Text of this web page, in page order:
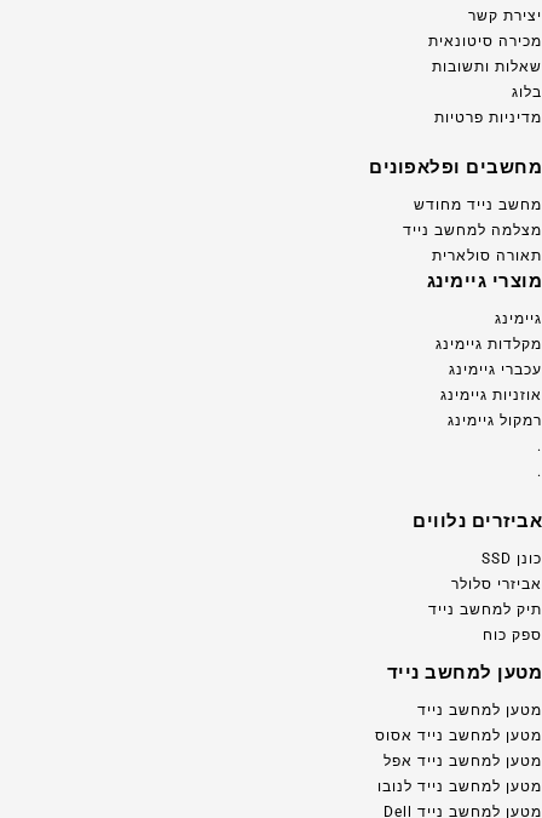
יצירת קשר
מכירה סיטונאית
שאלות ותשובות
בלוג
מדיניות פרטיות
מחשבים ופלאפונים
מחשב נייד מחודש
מצלמה למחשב נייד
תאורה סולארית
מוצרי גיימינג
גיימינג
מקלדות גיימינג
עכברי גיימינג
אוזניות גיימינג
רמקול גיימינג
.
.
אביזרים נלווים
כונן SSD
אביזרי סלולר
תיק למחשב נייד
ספק כוח
מטען למחשב נייד
מטען למחשב נייד
מטען למחשב נייד אסוס
מטען למחשב נייד אפל
מטען למחשב נייד לנובו
מטען למחשב נייד Dell